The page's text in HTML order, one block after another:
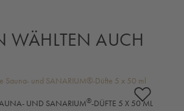
WÄHLTEN AUCH
UND SANARIUM®-DÜFTE 5 X 50 ML